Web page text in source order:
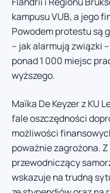
kampusu VUB, a jego
Powodem protestu są
– jak alarmują związki
ponad 1 000 miejsc
wyższego.
Maïka De Keyzer z KU
fale oszczędności
możliwości
poważnie zagrożona.
przewodniczący
wskazuje na trudną